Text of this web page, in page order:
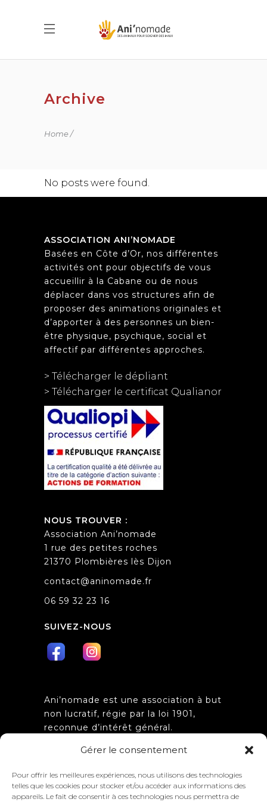
Gérer le consentement
Pour offrir les meilleures expériences, nous utilisons des technologies
telles que les cookies pour stocker et/ou accéder aux informations des
appareils. Le fait de consentir à ces technologies nous permettra de
Archive
Home
No posts were found.
ASSOCIATION ANI’NOMADE
Basées en Côte d’Or, nos différentes
activités ont pour objectifs de vous
accueillir à la Cabane ou de nous
déplacer dans vos structures afin de
proposer des animations originales et
d’apporter à des personnes un bien-
être physique, psychique, social et
affectif par différentes approches.
> Télécharger le dépliant
> Télécharger le certificat Qualianor
NOUS TROUVER :
Association Ani’nomade
1 rue des petites roches
21370 Plombières lès Dijon
contact@aninomade.fr
06 59 32 23 16
SUIVEZ-NOUS
Ani’nomade est une association à but
non lucratif, régie par la loi 1901,
reconnue d’intérêt général.
d’association de jeunesse et
21.J.2012.003 par la préfecture de la
Côte d’Or.